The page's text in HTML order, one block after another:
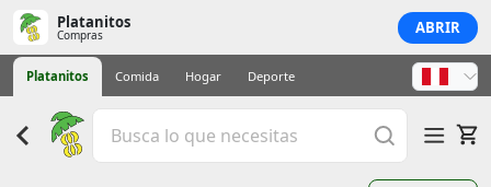
Platanitos
Compras ABRIR
Platanitos Comida Hogar Deporte